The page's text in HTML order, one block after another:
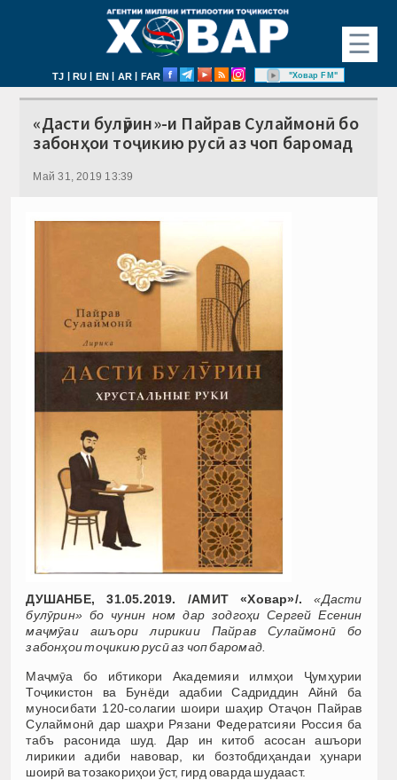
☰
TJ | RU | EN | AR | FAR "Ховар FM"
«Дасти булӯрин»-и Пайрав Сулаймонӣ бо
забонҳои тоҷикию русӣ аз чоп баромад
Май 31, 2019 13:39
ДУШАНБЕ, 31.05.2019. /АМИТ «Ховар»/.
«Дасти
булӯрин» бо чунин ном дар зодгоҳи Сергей Есенин
маҷмӯаи ашъори лирикии Пайрав Сулаймонӣ бо
забонҳои тоҷикию русӣ аз чоп баромад.
Маҷмӯа бо ибтикори Академияи илмҳои Ҷумҳурии
Тоҷикистон ва Бунёди адабии Садриддин Айнӣ ба
муносибати 120-солагии шоири шаҳир Отаҷон Пайрав
Сулаймонӣ дар шаҳри Рязани Федератсияи Россия ба
табъ расонида шуд. Дар ин китоб асосан ашъори
лирикии адиби навовар, ки бозтобдиҳандаи ҳунари
шоирӣ ва тозакориҳои ӯст, гирд оварда шудааст.